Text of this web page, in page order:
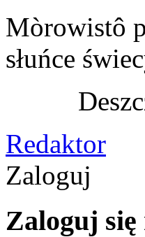
Mòrowistô
słuńce
Redaktor
Zaloguj
Zaloguj się